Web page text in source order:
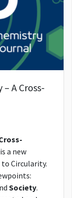
A Cross-
is a new
to Circularity.
Society.